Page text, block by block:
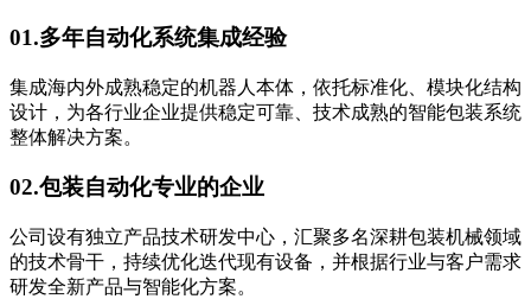
01.多年自动化系统集成经验
集成海内外成熟稳定的机器人本体，依托标准化、模块化结构
设计，为各行业企业提供稳定可靠、技术成熟的智能包装系统
整体解决方案。
02.包装自动化专业的企业
公司设有独立产品技术研发中心，汇聚多名深耕包装机械领域
的技术骨干，持续优化迭代现有设备，并根据行业与客户需求
研发全新产品与智能化方案。